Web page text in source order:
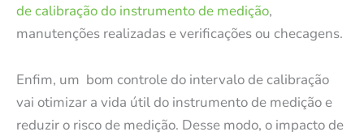
de calibração do instrumento de medição,
manutenções realizadas e verificações ou checagens.
Enfim, um bom controle do intervalo de calibração
vai otimizar a vida útil do instrumento de medição e
reduzir o risco de medição. Desse modo, o impacto de